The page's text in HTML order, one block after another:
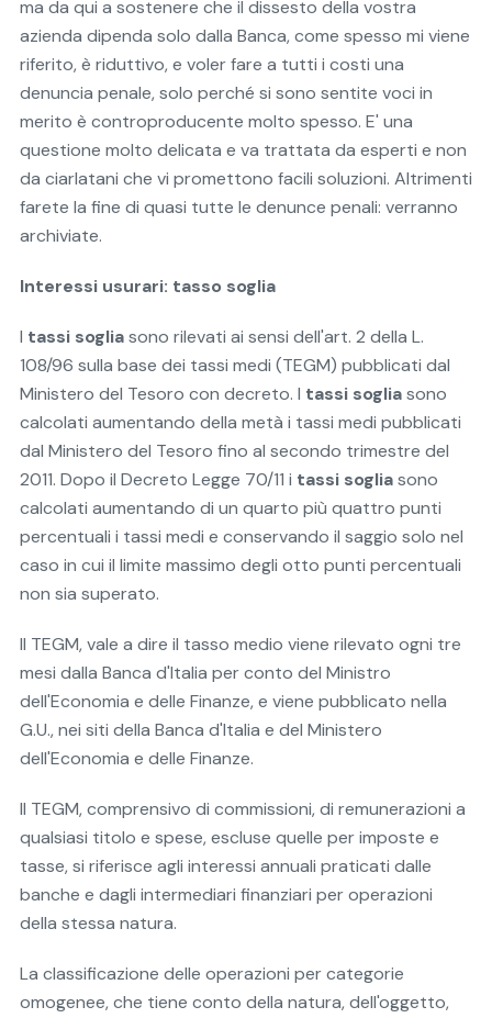
ma da qui a sostenere che il dissesto della vostra
azienda dipenda solo dalla Banca, come spesso mi viene
riferito, è riduttivo, e voler fare a tutti i costi una
denuncia penale, solo perché si sono sentite voci in
merito è controproducente molto spesso. E' una
questione molto delicata e va trattata da esperti e non
da ciarlatani che vi promettono facili soluzioni. Altrimenti
farete la fine di quasi tutte le denunce penali: verranno
archiviate.
Interessi usurari: tasso soglia
I tassi sogliasono rilevati ai sensi dell'art. 2 della L.
108/96 sulla base dei tassi medi (TEGM) pubblicati dal
Ministero del Tesoro con decreto. I tassi sogliasono
calcolati aumentando della metà i tassi medi pubblicati
dal Ministero del Tesoro fino al secondo trimestre del
2011. Dopo il Decreto Legge 70/11 i tassi sogliasono
calcolati aumentando di un quarto più quattro punti
percentuali i tassi medi e conservando il saggio solo nel
caso in cui il limite massimo degli otto punti percentuali
non sia superato.
Il TEGM, vale a dire il tasso medio viene rilevato ogni tre
mesi dalla Banca d'Italia per conto del Ministro
dell'Economia e delle Finanze, e viene pubblicato nella
G.U., nei siti della Banca d'Italia e del Ministero
dell'Economia e delle Finanze.
Il TEGM, comprensivo di commissioni, di remunerazioni a
qualsiasi titolo e spese, escluse quelle per imposte e
tasse, si riferisce agli interessi annuali praticati dalle
banche e dagli intermediari finanziari per operazioni
della stessa natura.
La classificazione delle operazioni per categorie
omogenee, che tiene conto della natura, dell'oggetto,